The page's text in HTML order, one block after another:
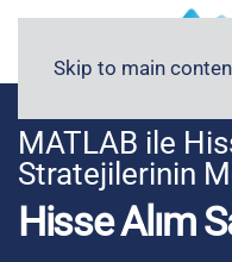
Skip to main
MATLAB ile
Stratejilerinin
Hisse Alım